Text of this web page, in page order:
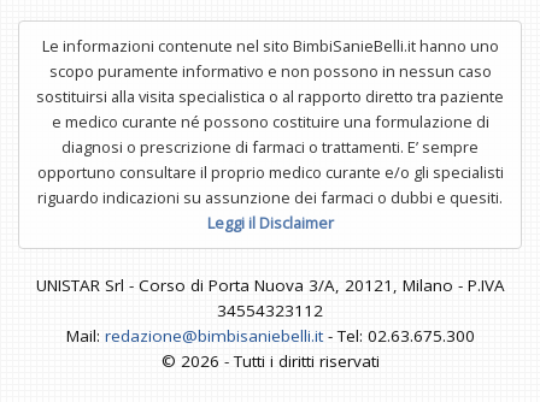
Le informazioni contenute nel sito BimbiSanieBelli.it hanno uno
scopo puramente informativo e non possono in nessun caso
sostituirsi alla visita specialistica o al rapporto diretto tra paziente
e medico curante né possono costituire una formulazione di
diagnosi o prescrizione di farmaci o trattamenti. E’ sempre
opportuno consultare il proprio medico curante e/o gli specialisti
riguardo indicazioni su assunzione dei farmaci o dubbi e quesiti.
Leggi il Disclaimer
UNISTAR Srl - Corso di Porta Nuova 3/A, 20121, Milano - P.IVA
34554323112
Mail: redazione@bimbisaniebelli.it- Tel: 02.63.675.300
© 2026 - Tutti i diritti riservati